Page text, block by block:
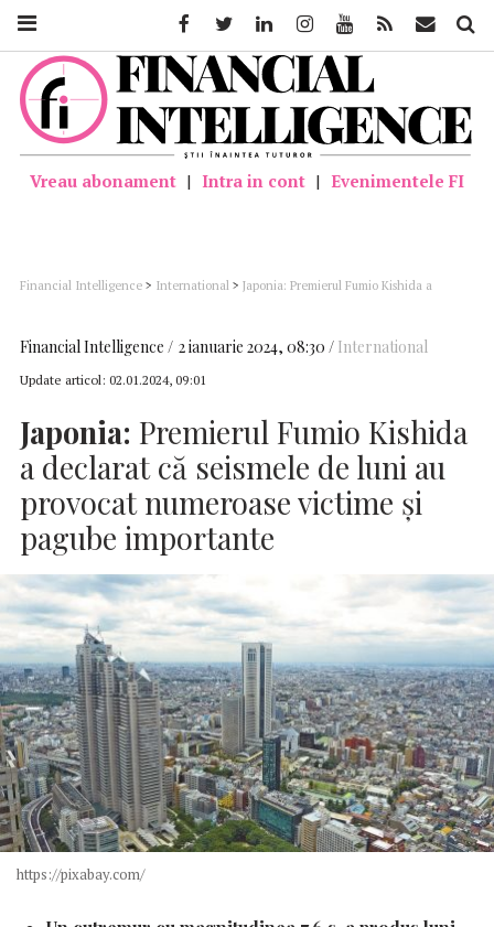
Vreau abonament | Intra in cont | Evenimentele FI
Financial Intelligence > International > Japonia: Premierul Fumio Kishida a
Financial Intelligence 2 ianuarie 2024, 08:30 International
Update articol: 02.01.2024, 09:01
Japonia: Premierul Fumio Kishida
a declarat că seismele de luni au
provocat numeroase victime şi
pagube importante
https://pixabay.com/
FacebookTwitter LinkedinInstagramYoutube Feed Mail